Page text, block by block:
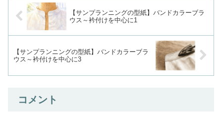
【サンプランニングの型紙】バンドカラーブラ
ウス～衿付けを中心に1
【サンプランニングの型紙】バンドカラーブラ
ウス～衿付けを中心に3
コメント